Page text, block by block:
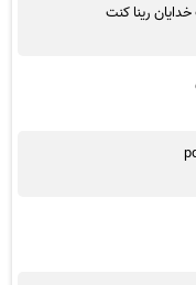
رینا کنت